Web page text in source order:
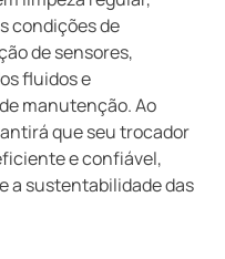
condições de
de sensores,
fluidos e
manutenção. Ao
que seu trocador
e confiável,
a sustentabilidade das